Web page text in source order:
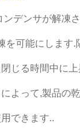
ンデンサが解凍
を可能にします.
じる時間中に
よって,製品の
できます..